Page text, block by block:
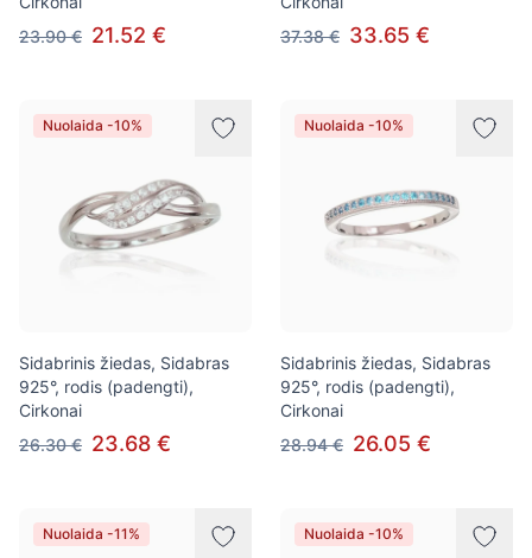
23.90 € 21.52 €
37.38 € 33.65 €
Nuolaida -10%
Sidabrinis žiedas, Sidabras
925°, rodis (padengti),
Cirkonai
26.30 € 23.68 €
Nuolaida -10%
Sidabrinis žiedas, Sidabras
925°, rodis (padengti),
Cirkonai
28.94 € 26.05 €
Nuolaida -11% Nuolaida -10%